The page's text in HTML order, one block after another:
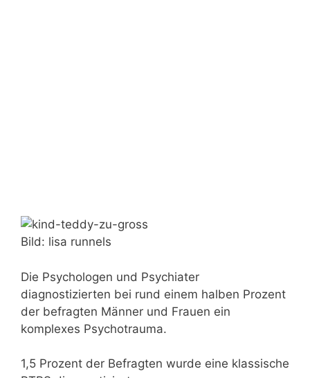
Bild: lisa runnels
Die Psychologen und Psychiater
diagnostizierten bei rund einem halben Prozent
der befragten Männer und Frauen ein
komplexes Psychotrauma.
1,5 Prozent der Befragten wurde eine klassische